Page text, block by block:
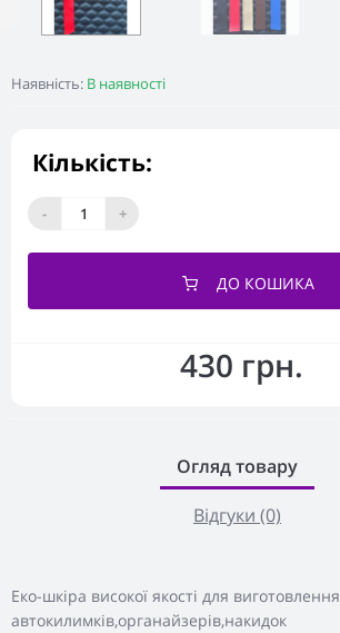
Наявність: В наявності
430 грн.
Кількість:
- +
ДО КОШИКА
Огляд товару
Відгуки (0)
Еко-шкіра високої якості для виготовлення
автокилимків,органайзерів,накидок